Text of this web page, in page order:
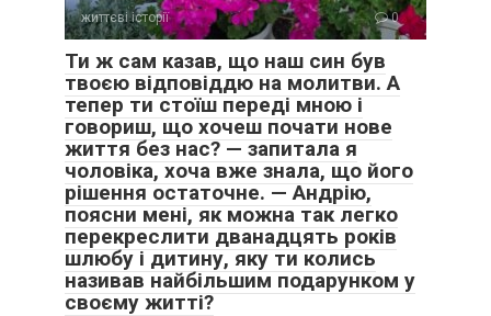
життєві історії 0
Ти ж сам казав, що наш син був
твоєю відповіддю на молитви. А
тепер ти стоїш переді мною і
говориш, що хочеш почати нове
життя без нас? — запитала я
чоловіка, хоча вже знала, що його
рішення остаточне. — Андрію,
поясни мені, як можна так легко
перекреслити дванадцять років
шлюбу і дитину, яку ти колись
називав найбільшим подарунком у
своєму житті?